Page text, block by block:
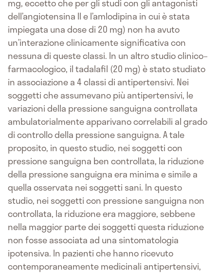
mg, eccetto che per gli studi con gli antagonisti
dell’angiotensina II e l’amlodipina in cui è stata
impiegata una dose di 20 mg) non ha avuto
un’interazione clinicamente significativa con
nessuna di queste classi. In un altro studio clinico–
farmacologico, il tadalafil (20 mg) è stato studiato
in associazione a 4 classi di antipertensivi. Nei
soggetti che assumevano più antipertensivi, le
variazioni della pressione sanguigna controllata
ambulatorialmente apparivano correlabili al grado
di controllo della pressione sanguigna. A tale
proposito, in questo studio, nei soggetti con
pressione sanguigna ben controllata, la riduzione
della pressione sanguigna era minima e simile a
quella osservata nei soggetti sani. In questo
studio, nei soggetti con pressione sanguigna non
controllata, la riduzione era maggiore, sebbene
nella maggior parte dei soggetti questa riduzione
non fosse associata ad una sintomatologia
ipotensiva. In pazienti che hanno ricevuto
contemporaneamente medicinali antipertensivi,